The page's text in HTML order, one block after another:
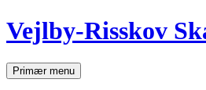
Hop
til
Vejlby-Risskov
SøgPrimær menu